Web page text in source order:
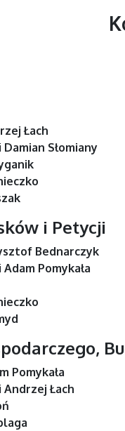
Łach
Damian Słomiany
i Petycji
Bednarczyk
Adam Pomykała
Pomykała
Andrzej Łach